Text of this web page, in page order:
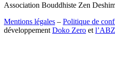
Association Bouddhiste Zen
Mentions légales – Politique de
développement Doko Zero et